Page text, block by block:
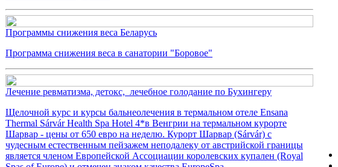
Программы снижения веса Беларусь
Программа снижения веса в санатории "Боровое"
Лечение ревматизма, детокс, лечебное голодание по Бухингеру
Щелочной курс и курсы бальнеолечения в термальном отеле Ensana
Thermal Sárvár Health Spa Hotel 4*в Венгрии на термальном курорте
Шарвар - цены от 650 евро на неделю. Курорт Шарвар (Sárvár) с
чудесным естественным пейзажем неподалеку от австрийской границы
является членом Европейской Ассоциации королевских купален (Royal